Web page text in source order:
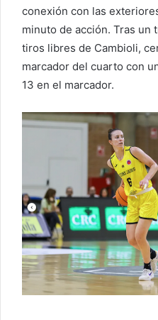
conexión con las
minuto de acción. Tras un
tiros libres de Cambioli,
marcador del cuarto con
13 en el marcador.